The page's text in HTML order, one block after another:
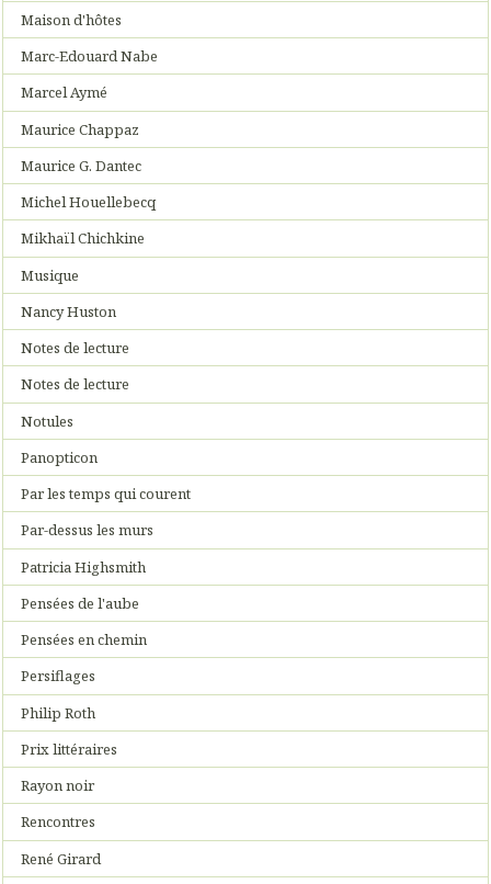
Maison d'hôtes
Marc-Edouard Nabe
Marcel Aymé
Maurice Chappaz
Maurice G. Dantec
Michel Houellebecq
Mikhaïl Chichkine
Musique
Nancy Huston
Notes de lecture
Notes de lecture
Notules
Panopticon
Par les temps qui courent
Par-dessus les murs
Patricia Highsmith
Pensées de l'aube
Pensées en chemin
Persiflages
Philip Roth
Prix littéraires
Rayon noir
Rencontres
René Girard